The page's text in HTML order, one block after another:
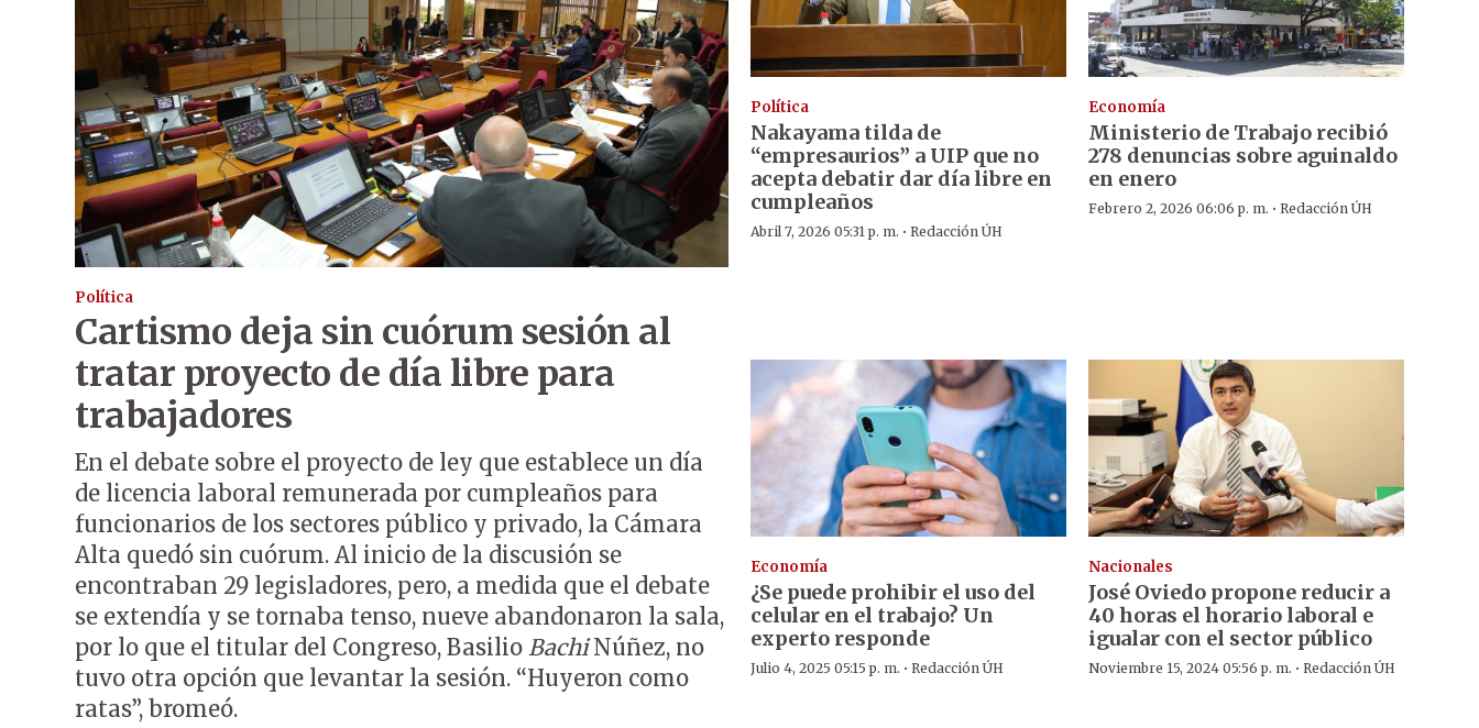
Política
Cartismo deja sin cuórum sesión al
tratar proyecto de día libre para
trabajadores
En el debate sobre el proyecto de ley que establece un día
de licencia laboral remunerada por cumpleaños para
funcionarios de los sectores público y privado, la Cámara
Alta quedó sin cuórum. Al inicio de la discusión se
encontraban 29 legisladores, pero, a medida que el debate
se extendía y se tornaba tenso, nueve abandonaron la sala,
por lo que el titular del Congreso, Basilio BachiNúñez, no
tuvo otra opción que levantar la sesión. “Huyeron como
ratas”, bromeó.
Política
Nakayama tilda de
“empresaurios” a UIP que no
acepta debatir dar día libre en
cumpleaños
Abril 7, 2026 05:31 p. m. · Redacción ÚH
Economía
Ministerio de Trabajo recibió
278 denuncias sobre aguinaldo
en enero
Febrero 2, 2026 06:06 p. m. · Redacción ÚH
Economía
¿Se puede prohibir el uso del
celular en el trabajo? Un
experto responde
Julio 4, 2025 05:15 p. m. · Redacción ÚH
Nacionales
José Oviedo propone reducir a
40 horas el horario laboral e
igualar con el sector público
Noviembre 15, 2024 05:56 p. m. · Redacción ÚH